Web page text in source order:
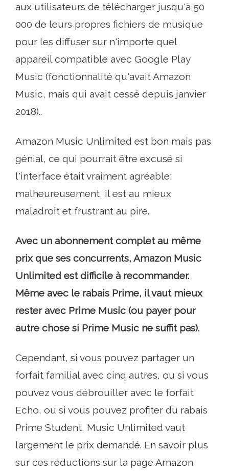
aux utilisateurs de télécharger jusqu'à 50
000 de leurs propres fichiers de musique
pour les diffuser sur n'importe quel
appareil compatible avec Google Play
Music (fonctionnalité qu'avait Amazon
Music, mais qui avait cessé depuis janvier
2018)..
Amazon Music Unlimited est bon mais pas
génial, ce qui pourrait être excusé si
l'interface était vraiment agréable;
malheureusement, il est au mieux
maladroit et frustrant au pire.
Avec un abonnement complet au même
prix que ses concurrents, Amazon Music
Unlimited est difficile à recommander.
Même avec le rabais Prime, il vaut mieux
rester avec Prime Music (ou payer pour
autre chose si Prime Music ne suffit pas).
Cependant, si vous pouvez partager un
forfait familial avec cinq autres, ou si vous
pouvez vous débrouiller avec le forfait
Echo, ou si vous pouvez profiter du rabais
Prime Student, Music Unlimited vaut
largement le prix demandé. En savoir plus
sur ces réductions sur la page Amazon